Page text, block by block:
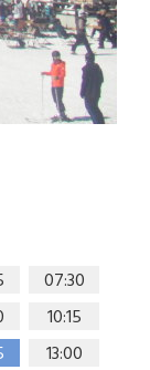
07:30
10:15
13:00